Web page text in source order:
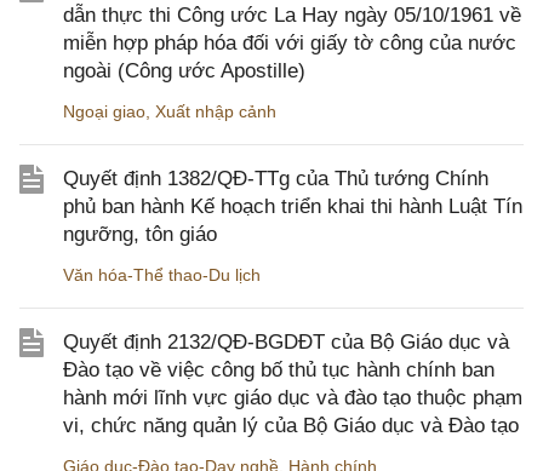
dẫn thực thi Công ước La Hay ngày 05/10/1961 về
miễn hợp pháp hóa đối với giấy tờ công của nước
ngoài (Công ước Apostille)
Ngoại giao Xuất nhập cảnh
Quyết định 1382/QĐ-TTg của Thủ tướng Chính
phủ ban hành Kế hoạch triển khai thi hành Luật Tín
ngưỡng, tôn giáo
Văn hóa-Thể thao-Du lịch
Quyết định 2132/QĐ-BGDĐT của Bộ Giáo dục và
Đào tạo về việc công bố thủ tục hành chính ban
hành mới lĩnh vực giáo dục và đào tạo thuộc phạm
vi, chức năng quản lý của Bộ Giáo dục và Đào tạo
Giáo dục-Đào tạo-Dạy nghề Hành chính